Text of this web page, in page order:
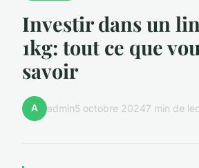
Investir dans un
1kg: tout ce que
savoir
A admin5 octobre 20247 min de